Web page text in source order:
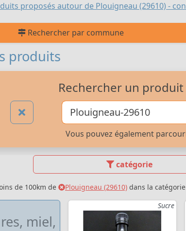
proposés autour de Plouigneau (29610) -
Rechercher par commune
produits
Rechercher un
Vous pouvez également
catégorie
de 100km de Plouigneau (29610) dans la catégorie
miel,
Sucre